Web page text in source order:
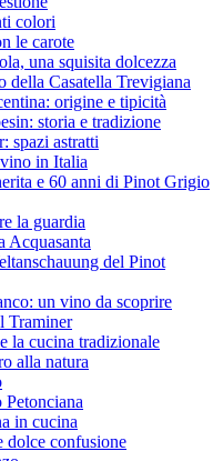
colori
le carote
una squisita dolcezza
della Casatella Trevigiana
origine e tipicità
storia e tradizione
spazi astratti
in Italia
e 60 anni di Pinot Grigio
la guardia
Acquasanta
del Pinot
un vino da scoprire
Traminer
la cucina tradizionale
alla natura
Petonciana
in cucina
dolce confusione